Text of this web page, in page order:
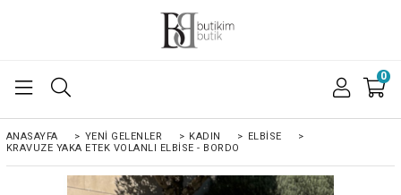
0
ANASAYFA > YENI GELENLER > KADIN > ELBISE
>
KRAVUZE YAKA ETEK VOLANLI ELBISE - BORDO